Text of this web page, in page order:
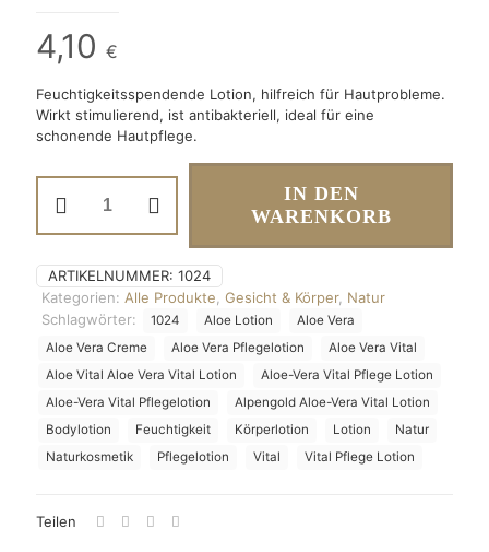
4,10 €
Feuchtigkeitsspendende Lotion, hilfreich für Hautprobleme.
Wirkt stimulierend, ist antibakteriell, ideal für eine
schonende Hautpflege.
Menge
IN DEN
WARENKORB
ARTIKELNUMMER: 1024
Kategorien: Alle Produkte Gesicht & Körper, Natur
Schlagwörter:
1024 Aloe Lotion
Aloe Vera
Aloe Vera Creme
Aloe Vera Pflegelotion
Aloe Vera Vital
Aloe Vital Aloe Vera Vital Lotion
Aloe-Vera Vital Pflege Lotion
Aloe-Vera Vital Pflegelotion
Alpengold Aloe-Vera Vital Lotion
Bodylotion
Feuchtigkeit Körperlotion Lotion
Natur
Naturkosmetik
Pflegelotion Vital Vital Pflege Lotion
Teilen